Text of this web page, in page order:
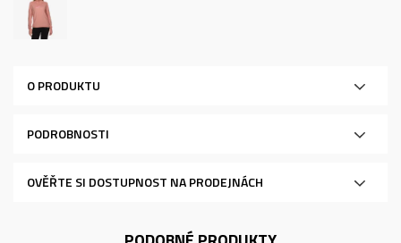
O PRODUKTU
PODROBNOSTI
OVĚŘTE SI DOSTUPNOST NA PRODEJNÁCH